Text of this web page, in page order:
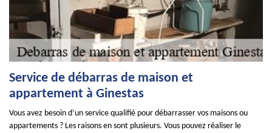
Service de débarras de maison et
appartement à Ginestas
Vous avez besoin d’un service qualifié pour débarrasser vos maisons ou
appartements ? Les raisons en sont plusieurs. Vous pouvez réaliser le